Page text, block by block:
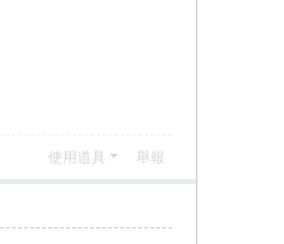
使用道具 舉報